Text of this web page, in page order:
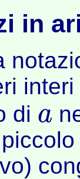
in
di a
a